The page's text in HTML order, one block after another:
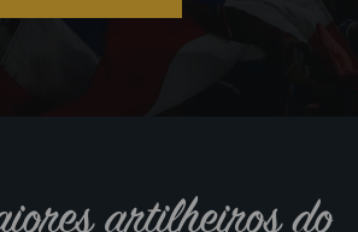
artilheiros do